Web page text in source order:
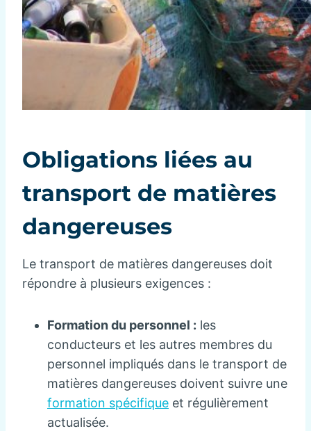
Obligations liées au
transport de matières
dangereuses
Le transport de matières dangereuses doit
répondre à plusieurs exigences :
Formation du personnel : les
conducteurs et les autres membres du
personnel impliqués dans le transport de
matières dangereuses doivent suivre une
formation spécifique et régulièrement
actualisée.